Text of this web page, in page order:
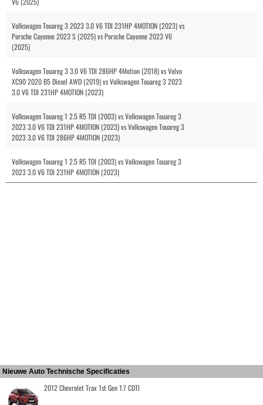
Volkswagen Touareg 3 2023 3.0 V6 TDI 231HP 4MOTION (2023) vs
Porsche Cayenne 2023 S (2025) vs Porsche Cayenne 2023 V6
(2025)
Volkswagen Touareg 3 3.0 V6 TDI 286HP 4Motion (2018) vs Volvo
XC90 2020 B5 Diesel AWD (2019) vs Volkswagen Touareg 3 2023
3.0 V6 TDI 231HP 4MOTION (2023)
Volkswagen Touareg 1 2.5 R5 TDI (2003) vs Volkswagen Touareg 3
2023 3.0 V6 TDI 231HP 4MOTION (2023) vs Volkswagen Touareg 3
2023 3.0 V6 TDI 286HP 4MOTION (2023)
Volkswagen Touareg 1 2.5 R5 TDI (2003) vs Volkswagen Touareg 3
2023 3.0 V6 TDI 231HP 4MOTION (2023)
Nieuwe Auto Technische Specificaties
2012 Chevrolet Trax 1st Gen 1.7 CDTI